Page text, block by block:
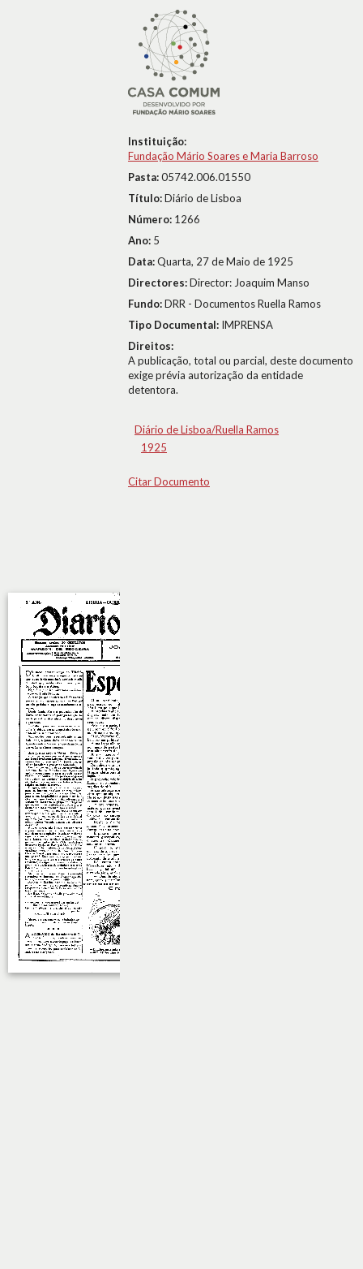
Instituição:
Fundação Mário Soares e Maria Barroso
Pasta:05742.006.01550
Título:Diário de Lisboa
Número: 1266
Ano: 5
Data:Quarta, 27 de Maio de 1925
Directores:Director: Joaquim Manso
Fundo:DRR - Documentos Ruella Ramos
Tipo Documental: IMPRENSA
Direitos:
A publicação, total ou parcial, deste documento
exige prévia autorização da entidade
detentora.
Diário de Lisboa/Ruella Ramos
1925
Citar Documento